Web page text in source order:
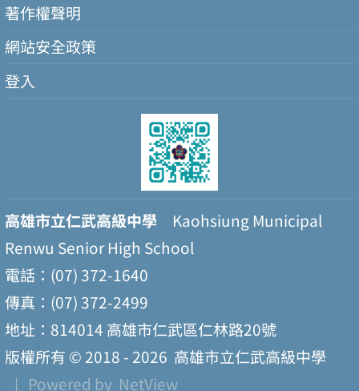
著作權聲明
網站安全政策
登入
高雄市立仁武高級中學 Kaohsiung Municipal
Renwu Senior High School
電話：(07) 372-1640
傳真：(07) 372-2499
地址：814014 高雄市仁武區仁林路20號
版權所有 © 2018 - 2026 高雄市立仁武高級中學
| Powered by NetView